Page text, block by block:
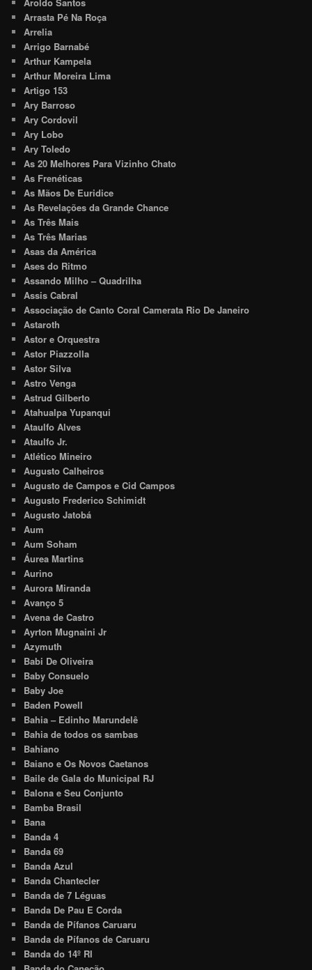
Aroldo Santos
Arrasta Pé Na Roça
Arrelia
Arrigo Barnabé
Arthur Kampela
Arthur Moreira Lima
Artigo 153
Ary Barroso
Ary Cordovil
Ary Lobo
Ary Toledo
As 20 Melhores Para Vizinho Chato
As Frenéticas
As Mãos De Euridice
As Revelações da Grande Chance
As Três Mais
As Três Marias
Asas da América
Ases do Ritmo
Assando Milho – Quadrilha
Assis Cabral
Associação de Canto Coral Camerata Rio De Janeiro
Astaroth
Astor e Orquestra
Astor Piazzolla
Astor Silva
Astro Venga
Astrud Gilberto
Atahualpa Yupanqui
Ataulfo Alves
Ataulfo Jr.
Atlético Mineiro
Augusto Calheiros
Augusto de Campos e Cid Campos
Augusto Frederico Schimidt
Augusto Jatobá
Aum
Aum Soham
Áurea Martins
Aurino
Aurora Miranda
Avanço 5
Avena de Castro
Ayrton Mugnaini Jr
Azymuth
Babi De Oliveira
Baby Consuelo
Baby Joe
Baden Powell
Bahia – Edinho Marundelê
Bahia de todos os sambas
Bahiano
Baiano e Os Novos Caetanos
Baile de Gala do Municipal RJ
Balona e Seu Conjunto
Bamba Brasil
Bana
Banda 4
Banda 69
Banda Azul
Banda Chantecler
Banda de 7 Léguas
Banda De Pau E Corda
Banda de Pífanos Caruaru
Banda de Pífanos de Caruaru
Banda do 14º RI